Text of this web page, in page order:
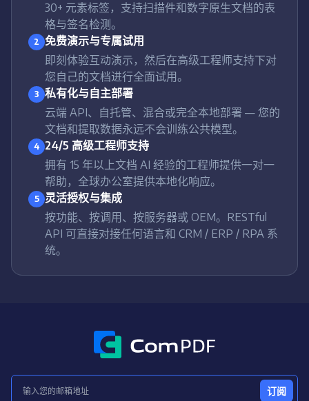
30+ 元素标签，支持扫描件和数字原生文档的表
格与签名检测。
2 免费演示与专属试用
即刻体验互动演示，然后在高级工程师支持下对
您自己的文档进行全面试用。
3 私有化与自主部署
云端 API、自托管、混合或完全本地部署 — 您的
文档和提取数据永远不会训练公共模型。
4 24/5 高级工程师支持
拥有 15 年以上文档 AI 经验的工程师提供一对一
帮助，全球办公室提供本地化响应。
5
灵活授权与集成
按功能、按调用、按服务器或 OEM。RESTful
API 可直接对接任何语言和 CRM / ERP / RPA 系
统。
订阅